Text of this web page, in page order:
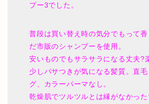
プー3でした。
普段は買い替え時の気分でもって
だ市販のシャンプーを使用。
安いものでもサラサラになる丈夫?
少しパサつきが気になる髪質。直
グ、カラーパーマなし。
乾燥肌でツルツルとは縁がなかった